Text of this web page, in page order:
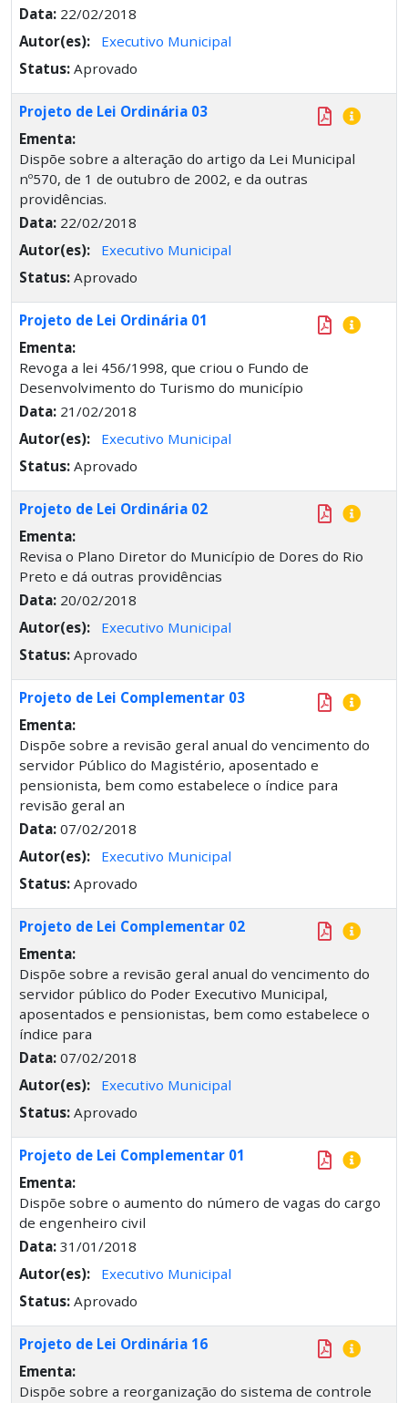
Data: 22/02/2018
Autor(es):
Executivo Municipal
Status: Aprovado
Projeto de Lei Ordinária 03
Ementa:
Dispõe sobre a alteração do artigo da Lei Municipal
nº570, de 1 de outubro de 2002, e da outras
providências.
Data: 22/02/2018
Autor(es):
Executivo Municipal
Status: Aprovado
Projeto de Lei Ordinária 01
Ementa:
Revoga a lei 456/1998, que criou o Fundo de
Desenvolvimento do Turismo do município
Data: 21/02/2018
Autor(es):
Executivo Municipal
Status: Aprovado
Projeto de Lei Ordinária 02
Ementa:
Revisa o Plano Diretor do Município de Dores do Rio
Preto e dá outras providências
Data: 20/02/2018
Autor(es):
Executivo Municipal
Status: Aprovado
Projeto de Lei Complementar 03
Ementa:
Dispõe sobre a revisão geral anual do vencimento do
servidor Público do Magistério, aposentado e
pensionista, bem como estabelece o índice para
revisão geral an
Data: 07/02/2018
Autor(es):
Executivo Municipal
Status: Aprovado
Projeto de Lei Complementar 02
Ementa:
Dispõe sobre a revisão geral anual do vencimento do
servidor público do Poder Executivo Municipal,
aposentados e pensionistas, bem como estabelece o
índice para
Data: 07/02/2018
Autor(es):
Executivo Municipal
Status: Aprovado
Projeto de Lei Complementar 01
Ementa:
Dispõe sobre o aumento do número de vagas do cargo
de engenheiro civil
Data: 31/01/2018
Autor(es):
Executivo Municipal
Status: Aprovado
Projeto de Lei Ordinária 16
Ementa:
Dispõe sobre a reorganização do sistema de controle